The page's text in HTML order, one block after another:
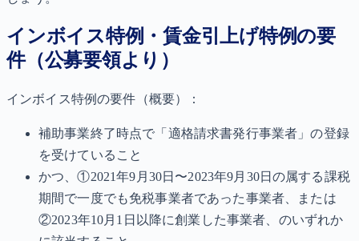
インボイス特例・賃金引上げ特例の要
件（公募要領より）
インボイス特例の要件（概要）：
補助事業終了時点で「適格請求書発行事業者」の登録
を受けていること
かつ、①2021年9月30日〜2023年9月30日の属する課税
期間で一度でも免税事業者であった事業者、または
②2023年10月1日以降に創業した事業者、のいずれか